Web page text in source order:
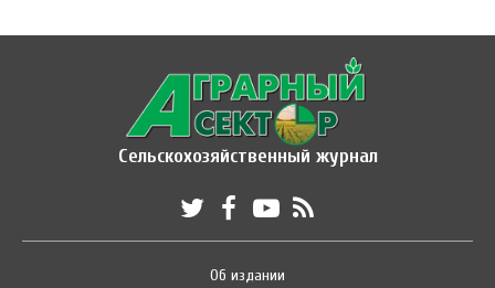
Сельскохозяйственный журнал
Об издании